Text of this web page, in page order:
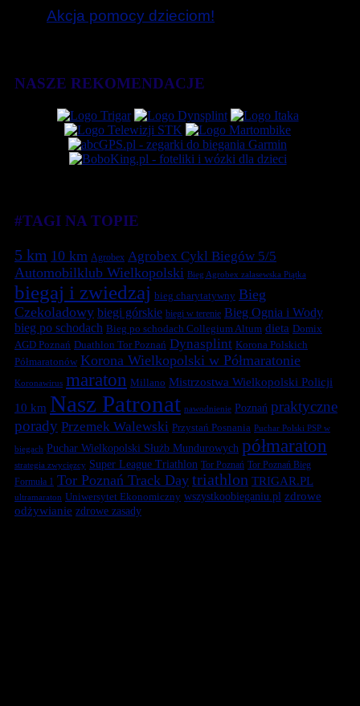
Akcja pomocy dzieciom!
NASZE REKOMENDACJE
#TAGI NA TOPIE
5 km 10 km Agrobex Agrobex Cykl Biegów 5/5
Automobilklub Wielkopolski Bieg Agrobex zalasewska Piątka
biegaj i zwiedzaj bieg charytatywny Bieg
Czekoladowy biegi górskie biegi w terenie Bieg Ognia i Wody
bieg po schodach Bieg po schodach Collegium Altum dieta Domix
AGD Poznań Duathlon Tor Poznań Dynasplint Korona Polskich
Półmaratonów Korona Wielkopolski w Półmaratonie
Koronawirus maraton Millano Mistrzostwa Wielkopolski Policji
10 km Nasz Patronat nawodnienie Poznań praktyczne
porady Przemek Walewski Przystań Posnania Puchar Polski PSP w
biegach Puchar Wielkopolski Służb Mundurowych półmaraton
strategia zwycięzcy Super League Triathlon Tor Poznań Tor Poznań Bieg
Formuła 1 Tor Poznań Track Day triathlon TRIGAR.PL
ultramaraton Uniwersytet Ekonomiczny wszystkoobieganiu.pl zdrowe
odżywianie zdrowe zasady